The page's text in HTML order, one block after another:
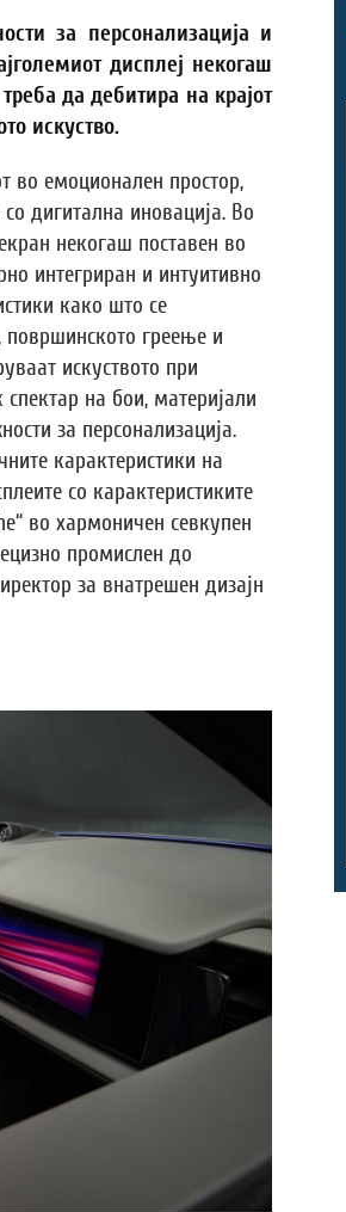
за персонализација и
дисплеј некогаш
да дебитира на крајот
искуство.
во емоционален простор,
дигитална иновација. Во
некогаш поставен во
интегриран и интуитивно
како што се
површинското греење и
искуството при
на бои, материјали
за персонализација.
карактеристики на
со карактеристиките
во хармоничен севкупен
промислен до
за внатрешен дизајн